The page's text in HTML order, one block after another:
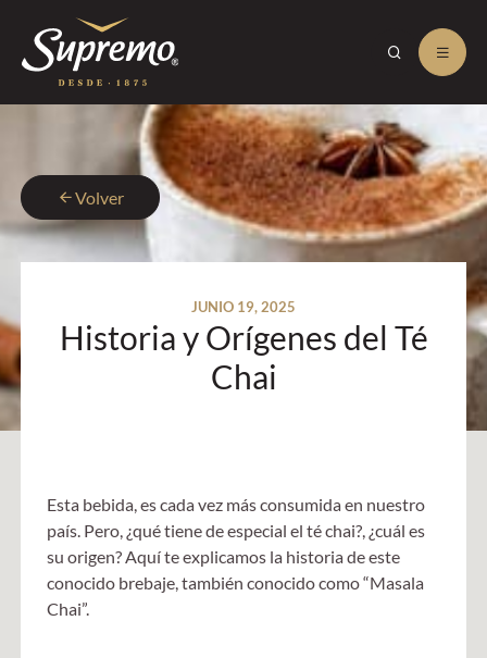
Volver
JUNIO 19, 2025
Historia y Orígenes del Té
Chai
Esta bebida, es cada vez más consumida en nuestro
país. Pero, ¿qué tiene de especial el té chai?, ¿cuál es
su origen? Aquí te explicamos la historia de este
conocido brebaje, también conocido como “Masala
Chai”.